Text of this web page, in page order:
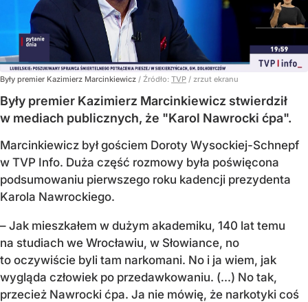
Były premier Kazimierz Marcinkiewicz / Źródło: TVP / zrzut ekranu
Były premier Kazimierz Marcinkiewicz stwierdził
w mediach publicznych, że "Karol Nawrocki ćpa".
Marcinkiewicz był gościem Doroty Wysockiej-Schnepf
w TVP Info. Duża część rozmowy była poświęcona
podsumowaniu pierwszego roku kadencji prezydenta
Karola Nawrockiego.
– Jak mieszkałem w dużym akademiku, 140 lat temu
na studiach we Wrocławiu, w Słowiance, no
to oczywiście byli tam narkomani. No i ja wiem, jak
wygląda człowiek po przedawkowaniu. (...) No tak,
przecież Nawrocki ćpa. Ja nie mówię, że narkotyki coś